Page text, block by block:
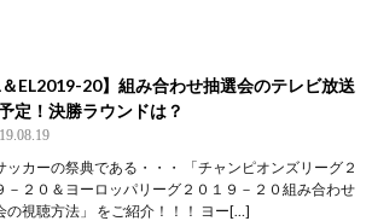
＆EL2019-20】組み合わせ抽選会のテレビ放送
定！決勝ラウンドは？
ッカーの祭典である・・・ 「チャンピオンズリーグ２
－２０＆ヨーロッパリーグ２０１９－２０組み合わせ
の視聴方法」 をご紹介！！！ ヨー[…]